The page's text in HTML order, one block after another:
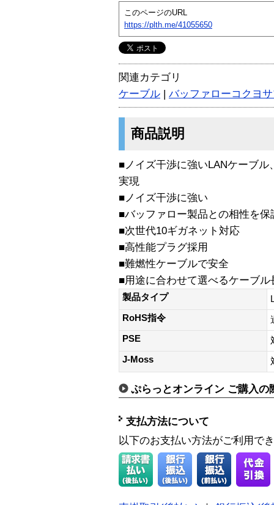
このページのURL
https://plth.me/41055650
関連カテゴリ
ケーブル | バッファローコクヨ
商品説明
■ノイズ干渉に強いLANケーブ
実現
■ノイズ干渉に強い
■バッファロー製品との相性を保
■次世代10ギガネット対応
■高性能プラグ採用
■難燃性ケーブルで安全
■用途に合わせて選べるケーブル
製品タイプ
RoHS指令
PSE
J-Moss
ぷらっとオンライン ご購入の
支払方法について
以下のお支払い方法がご利用で